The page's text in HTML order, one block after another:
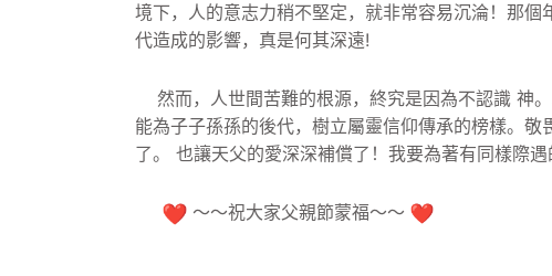
境下，人的意志力稍不堅定， 就非常容易沉淪！那個
代造成的影響，真是何其深遠!
然而，人世間苦難的根源，終究是因為不認識 神。
能為子子孫孫的後代，樹立屬靈信仰傳承的榜樣。敬
了。 也讓天父的愛深深補償了！我要為著有同樣際遇
～～祝大家父親節蒙福～～